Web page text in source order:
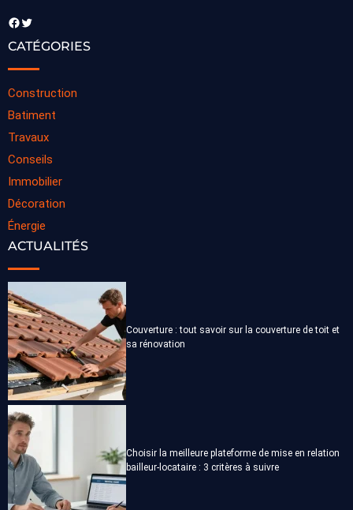
Facebook Twitter
CATÉGORIES
Construction
Batiment
Travaux
Conseils
Immobilier
Décoration
Énergie
ACTUALITÉS
Couverture : tout savoir sur la couverture de toit et
sa rénovation
Choisir la meilleure plateforme de mise en relation
bailleur-locataire : 3 critères à suivre